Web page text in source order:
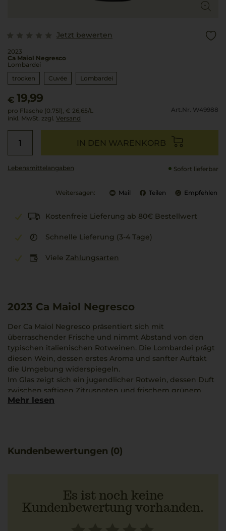
Jetzt bewerten
2023
Ca Maiol Negresco
Lombardei
trocken
Cuvée Lombardei
€ 19,99
pro Flasche (0.75l), € 26,65/L
inkl. MwSt. zzgl. Versand
Art.Nr. W49988
IN DEN WARENKORB
Lebensmittel­angaben Sofort lieferbar
Weitersagen: Mail Teilen Empfehlen
Kostenfreie Lieferung ab 80€ Bestellwert
Schnelle Lieferung (3-4 Tage)
Viele Zahlungsarten
2023 Ca Maiol Negresco
Der Ca Maiol Negresco präsentiert sich mit
überraschender Frische und nimmt Abstand von den
typischen italienischen Rotweinen. Die Lombardei prägt
diesen Wein, dessen erstes Aroma und sanfter Auftakt
die Umgebung widerspiegeln.
Im Glas zeigt sich ein jugendlicher Rotwein, dessen Duft
zwischen saftigen Zitrusnoten und frischem grünem
Apfel pendelt. Die lebendige Frucht wirkt einladend und
wider. Dieser Wein harmoniert besonders mit
Mehr lesen
Kundenbewertungen (0)
Es ist noch keine
Kundenbewertung vorhanden.